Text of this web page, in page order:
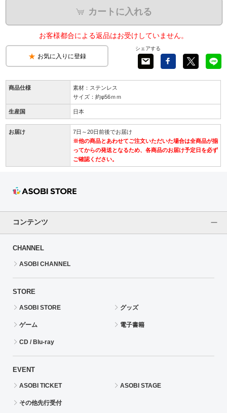
カートに入れる
お客様都合による返品はお受けしていません。
お気に入りに登録
シェアする
商品仕様
素材：ステンレス
サイズ：約φ56ｍｍ
生産国 日本
お届け
7日～20日前後でお届け
※他の商品とあわせてご注文いただいた場合は全商品が揃
ってからの発送となるため、各商品のお届け予定日を必ず
ご確認ください。
コンテンツ
CHANNEL
ASOBI CHANNEL
STORE
ASOBI STORE グッズ
ゲーム 電子書籍
CD / Blu-ray
EVENT
ASOBI TICKET ASOBI STAGE
その他先行受付